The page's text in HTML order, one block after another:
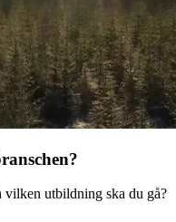
utbildning ska du gå?